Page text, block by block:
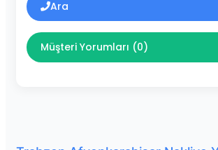
Ara
Müşteri Yorumları (0)